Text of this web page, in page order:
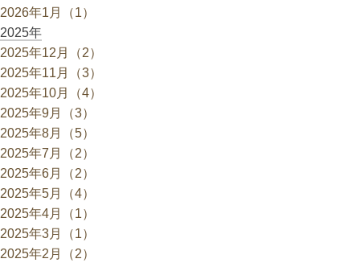
2026年1月（1）
2025年
2025年12月（2）
2025年11月（3）
2025年10月（4）
2025年9月（3）
2025年8月（5）
2025年7月（2）
2025年6月（2）
2025年5月（4）
2025年4月（1）
2025年3月（1）
2025年2月（2）